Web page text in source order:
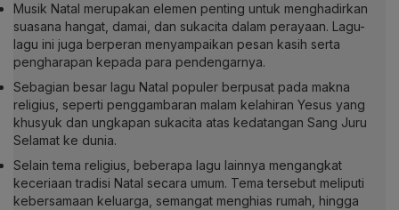
Musik Natal merupakan elemen penting untuk menghadirkan
suasana hangat, damai, dan sukacita dalam perayaan. Lagu-
lagu ini juga berperan menyampaikan pesan kasih serta
pengharapan kepada para pendengarnya.
Sebagian besar lagu Natal populer berpusat pada makna
religius, seperti penggambaran malam kelahiran Yesus yang
khusyuk dan ungkapan sukacita atas kedatangan Sang Juru
Selamat ke dunia.
Selain tema religius, beberapa lagu lainnya mengangkat
keceriaan tradisi Natal secara umum. Tema tersebut meliputi
kebersamaan keluarga, semangat menghias rumah, hingga